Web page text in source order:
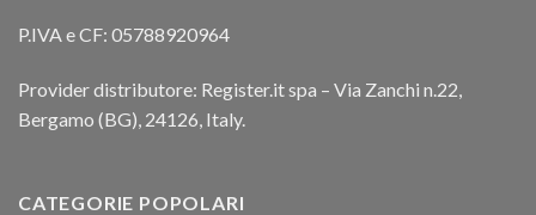
P.IVA e CF: 05788920964
Provider distributore: Register.it spa – Via Zanchi n.22,
Bergamo (BG), 24126, Italy.
CATEGORIE POPOLARI